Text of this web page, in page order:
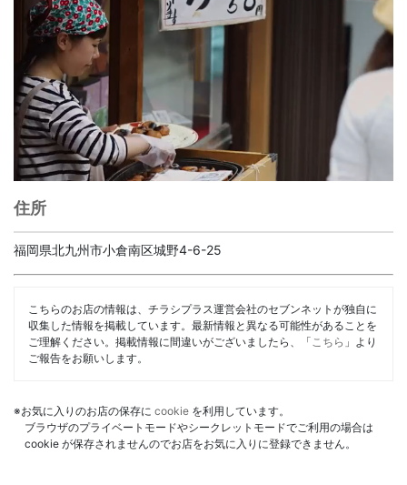
住所
福岡県北九州市小倉南区城野4-6-25
こちらのお店の情報は、チラシプラス運営会社のセブンネットが独自に
収集した情報を掲載しています。最新情報と異なる可能性があることを
ご理解ください。掲載情報に間違いがございましたら、「 こちら 」より
ご報告をお願いします。
※お気に入りのお店の保存に cookie を利用しています。
ブラウザのプライベートモードやシークレットモードでご利用の場合は
cookie が保存されませんのでお店をお気に入りに登録できません。